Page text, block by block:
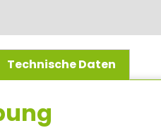
Technische Daten